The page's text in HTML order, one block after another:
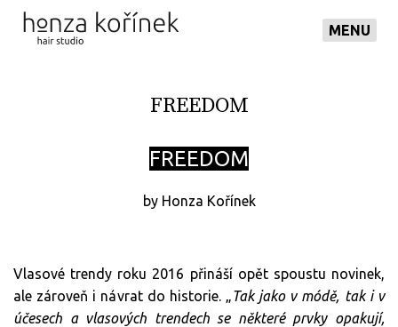
MENU
FREEDOM
FREEDOM
by Honza Kořínek
Vlasové trendy roku 2016 přináší opět spoustu novinek,
ale zároveň i návrat do historie. „Tak jako v módě, tak i v
účesech a vlasových trendech se některé prvky opakují,